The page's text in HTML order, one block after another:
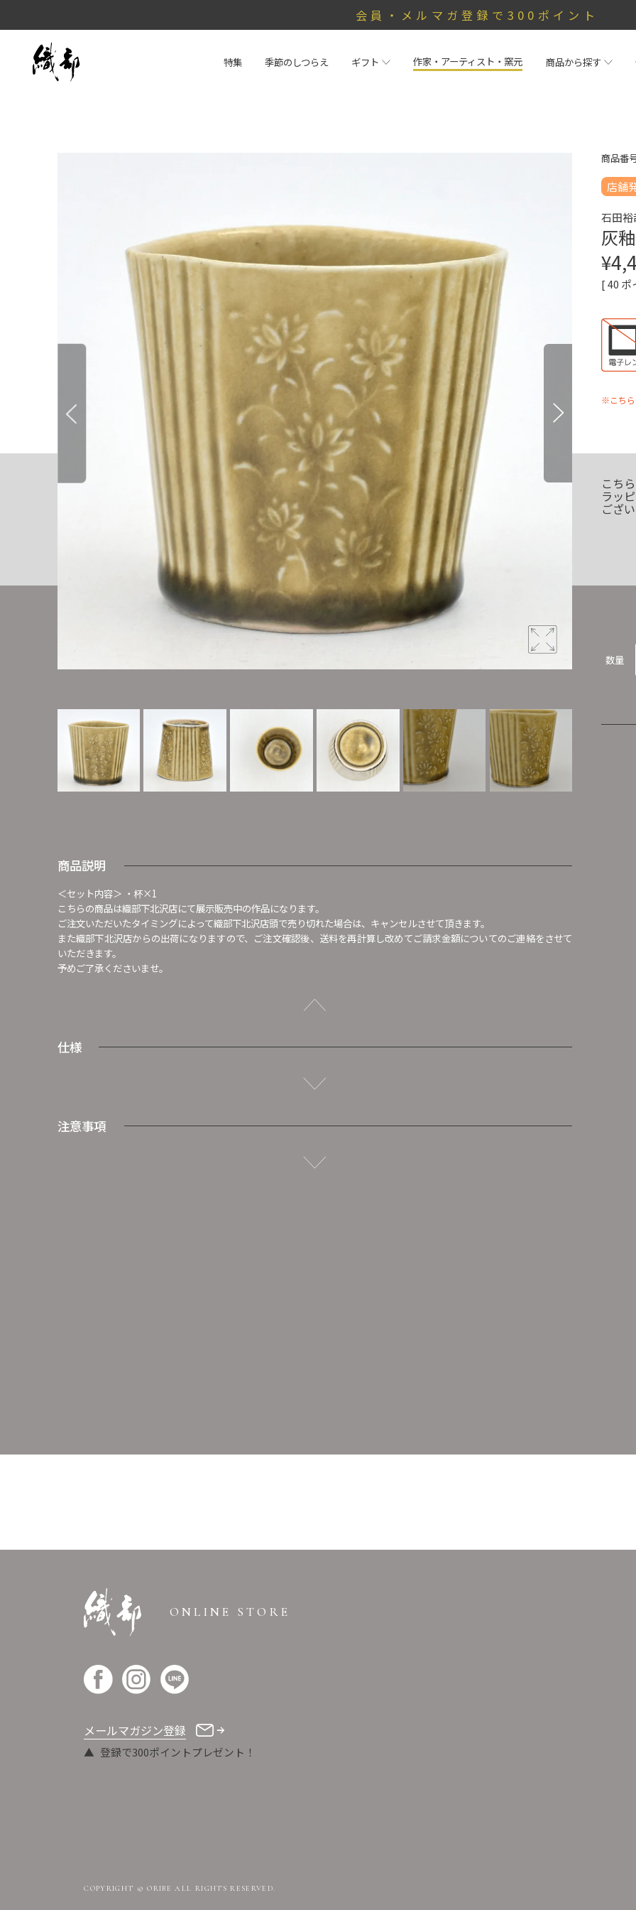
会員・メルマガ登録で300ポイント
特集 季節のしつらえ ギフト 作家・アーティスト・窯元 商品から探す
商品説明
＜セット内容＞ ・杯×1
こちらの商品は織部下北沢店にて展示販売中の作品になります。
ご注文いただいたタイミングによって織部下北沢店頭で売り切れた場合は、キャンセルさせて頂きます。
また織部下北沢店からの出荷になりますので、ご注文確認後、送料を再計算し改めてご請求金額についてのご連絡をさせて
いただきます。
予めご了承くださいませ。
仕様
注意事項
商品番
店舗
石田裕
灰
¥
[40 ポ
※こちら
こち
ラッ
ござ
数量
ONLINE STORE
メールマガジン登録
登録で300ポイントプレゼント！
COPYRIGHT © ORIBE ALL RIGHTS RESERVED.